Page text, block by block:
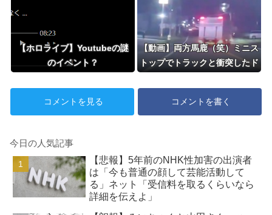
【ホロライブ】Youtubeの謎
のイベント？
【動画】両方馬鹿（笑）ミニス
トップでトラックと衝突したド
コメントを見る コメントを書く
今日の人気記事
【悲報】5年前のNHK性加害の出演者
は「今も普通の顔して芸能活動して
る」ネット「受信料を取るくらいなら
詳細を伝えよ」